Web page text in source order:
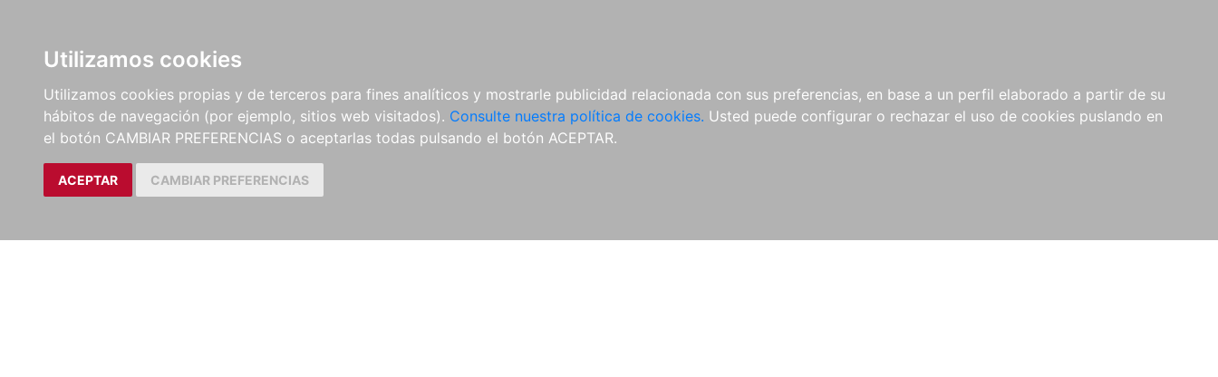
Utilizamos cookies
Utilizamos cookies propias y de terceros para fines analíticos y mostrarle publicidad relacionada con sus preferencias, en base a un perfil elaborado a partir de su
hábitos de navegación (por ejemplo, sitios web visitados). Consulte nuestra política de cookies. Usted puede configurar o rechazar el uso de cookies puslando en
el botón CAMBIAR PREFERENCIAS o aceptarlas todas pulsando el botón ACEPTAR.
ACEPTAR CAMBIAR PREFERENCIAS